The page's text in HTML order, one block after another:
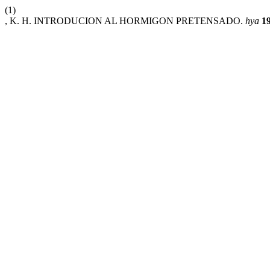
(1)
, K. H. INTRODUCION AL HORMIGON PRETENSADO. hya